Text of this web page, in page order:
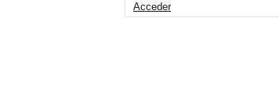
Acceder